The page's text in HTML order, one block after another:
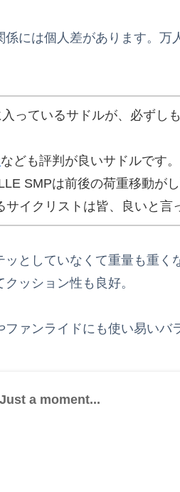
には個人差があります。万
っているサドルが、必ずし
なども評判が良いサドルです。
SMPは前後の荷重移動が
サイクリストは皆、良いと言
ッとしていなくて重量も重
ッション性も良好。
ァンライドにも使い易いバ
Just a moment...